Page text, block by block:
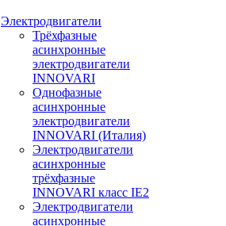
Электродвигатели
Трёхфазные
асинхронные
электродвигатели
INNOVARI
Однофазные
асинхронные
электродвигатели
INNOVARI (Италия)
Электродвигатели
асинхронные
трёхфазные
INNOVARI класс IE2
Электродвигатели
асинхронные